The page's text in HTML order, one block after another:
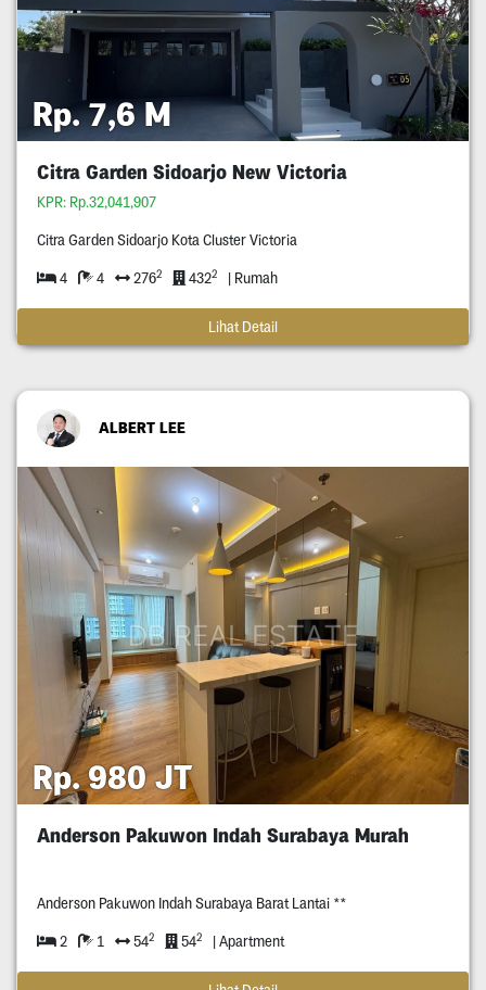
Rp. 7,6 M
Citra Garden Sidoarjo New Victoria
KPR: Rp.32,041,907
Citra Garden Sidoarjo Kota Cluster Victoria
4 4 2762 4322 | Rumah
Lihat Detail
ALBERT LEE
Rp. 980 JT
Anderson Pakuwon Indah Surabaya Murah
Anderson Pakuwon Indah Surabaya Barat Lantai **
2 1 542 542 | Apartment